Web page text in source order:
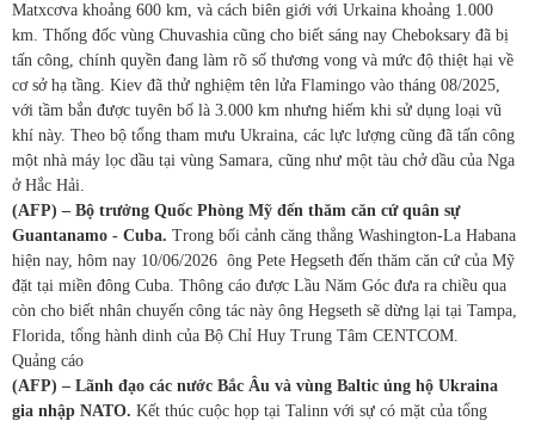
Matxcơva khoảng 600 km, và cách biên giới với Urkaina khoảng 1.000
km. Thống đốc vùng Chuvashia cũng cho biết sáng nay Cheboksary đã bị
tấn công, chính quyền đang làm rõ số thương vong và mức độ thiệt hại về
cơ sở hạ tầng. Kiev đã thử nghiệm tên lửa Flamingo vào tháng 08/2025,
với tầm bắn được tuyên bố là 3.000 km nhưng hiếm khi sử dụng loại vũ
khí này. Theo bộ tổng tham mưu Ukraina, các lực lượng cũng đã tấn công
một nhà máy lọc dầu tại vùng Samara, cũng như một tàu chở dầu của Nga
ở Hắc Hải.
(AFP) – Bộ trưởng Quốc Phòng Mỹ đến thăm căn cứ quân sự
Guantanamo - Cuba. Trong bối cảnh căng thẳng Washington-La Habana
hiện nay, hôm nay 10/06/2026 ông Pete Hegseth đến thăm căn cứ của Mỹ
đặt tại miền đông Cuba. Thông cáo được Lầu Năm Góc đưa ra chiều qua
còn cho biết nhân chuyến công tác này ông Hegseth sẽ dừng lại tại Tampa,
Florida, tổng hành dinh của Bộ Chỉ Huy Trung Tâm CENTCOM.
Quảng cáo
(AFP) – Lãnh đạo các nước Bắc Âu và vùng Baltic ủng hộ Ukraina
gia nhập NATO. Kết thúc cuộc họp tại Talinn với sự có mặt của tổng